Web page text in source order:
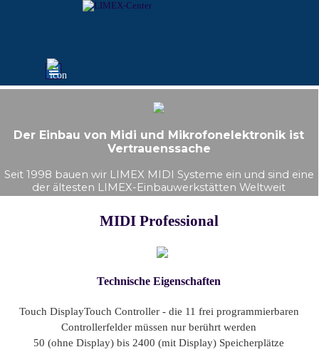
Direkt zum Seiteninhalt
Menü überspringen
Der Einbau von Midi und Mikrofonelektronik ist
Vertrauenssache
Seit 1998 bauen wir LIMEX MIDI Systeme ein und sind eine
der ältesten LIMEX-Einbauwerkstätten Weltweit
MIDI Professional
Technische Eigenschaften
Touch DisplayTouch Controller - die 11 frei programmierbaren
Controllerfelder müssen nur berührt werden
50 (ohne Display) bis 2400 (mit Display) Speicherplätze